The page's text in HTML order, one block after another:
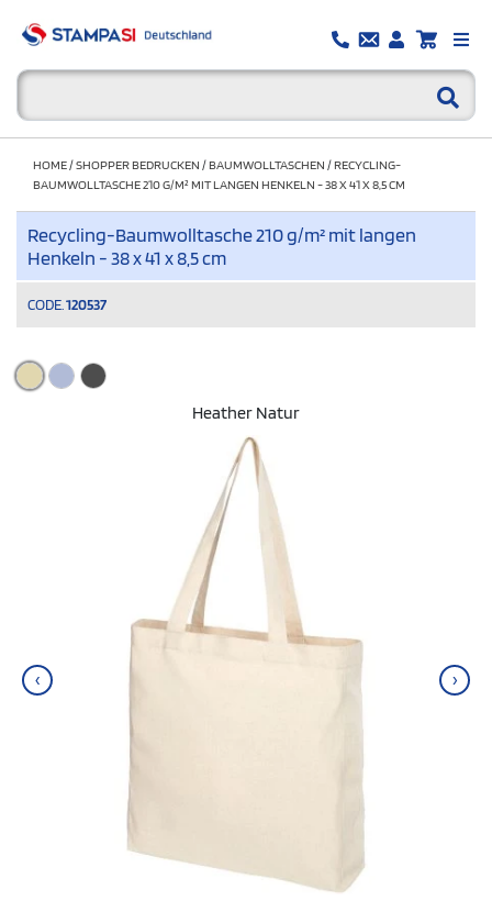
HOME/SHOPPER BEDRUCKEN /BAUMWOLLTASCHEN /RECYCLING-
BAUMWOLLTASCHE 210 G/M² MIT LANGEN HENKELN - 38 X 41 X 8,5 CM
Recycling-Baumwolltasche 210 g/m² mit langen
Henkeln - 38 x 41 x 8,5 cm
CODE. 120537
Heather Natur
‹ ›